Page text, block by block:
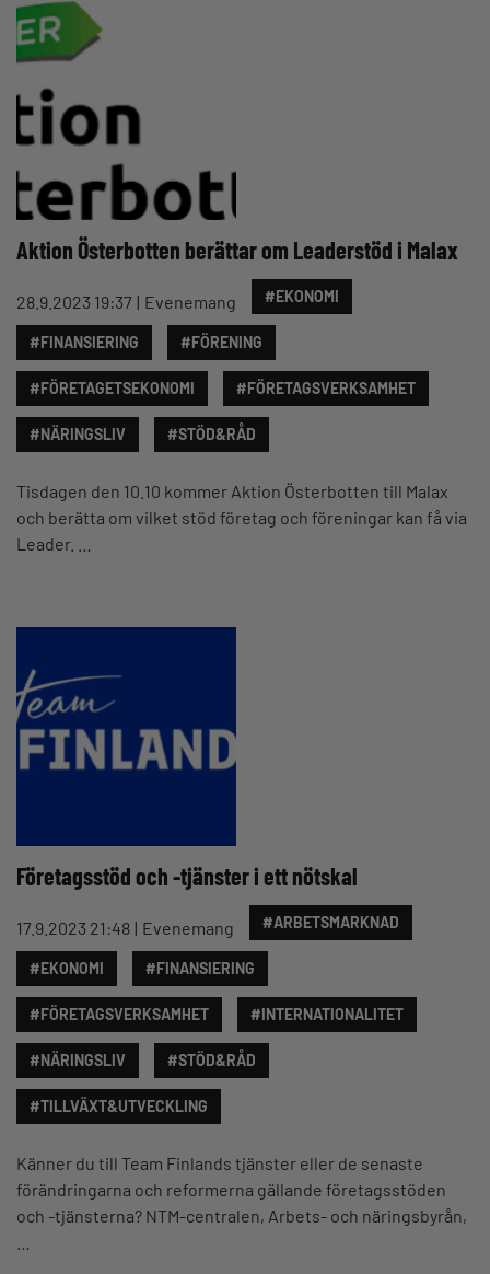
Aktion Österbotten berättar om Leaderstöd i Malax
28.9.2023 19:37 Evenemang #EKONOMI
#FINANSIERING #FÖRENING
#FÖRETAGETSEKONOMI #FÖRETAGSVERKSAMHET
#NÄRINGSLIV #STÖD&RÅD
Tisdagen den 10.10 kommer Aktion Österbotten till Malax
och berätta om vilket stöd företag och föreningar kan få via
Leader. …
Företagsstöd och -tjänster i ett nötskal
17.9.2023 21:48 Evenemang #ARBETSMARKNAD
#EKONOMI #FINANSIERING
#FÖRETAGSVERKSAMHET #INTERNATIONALITET
#NÄRINGSLIV #STÖD&RÅD
#TILLVÄXT&UTVECKLING
Känner du till Team Finlands tjänster eller de senaste
förändringarna och reformerna gällande företagsstöden
och -tjänsterna? NTM-centralen, Arbets- och näringsbyrån,